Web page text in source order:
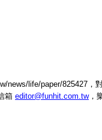
news/life/paper/825427，
箱 editor@funhit.com.tw，